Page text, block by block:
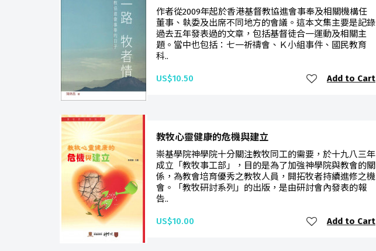
作者從2009年起於香港基督教協進會事奉及相關機構任
董事、執委及出席不同地方的會議。這本文集主要是記錄
過去五年發表過的文章，包括基督徒合一運動及相關主
題。當中也包括：七一祈禱會、Ｋ小組事件、國民教育
科..
US$10.50 Add to Cart
教牧心靈健康的危機與建立
崇基學院神學院十分關注教牧同工的需要，於十九八三年
成立「教牧事工部」，目的是為了加強神學院與教會的關
係，為教會培育優秀之教牧人員，開拓牧者持續進修之機
會。「教牧研討系列」的出版，是由研討會內發表的報
告..
US$10.00 Add to Cart